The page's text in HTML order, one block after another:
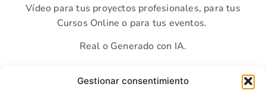
Gestionar consentimiento
Vídeo para tus proyectos profesionales, para tus
Cursos Online o para tus eventos.
Real o Generado con IA.